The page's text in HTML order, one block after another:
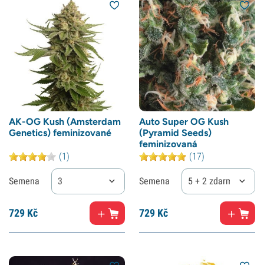
AK-OG Kush (Amsterdam
Genetics) feminizované
(1)
Semena 3
729 Kč
Auto Super OG Kush
(Pyramid Seeds)
feminizovaná
(17)
Semena 5 + 2 zdarma
729 Kč